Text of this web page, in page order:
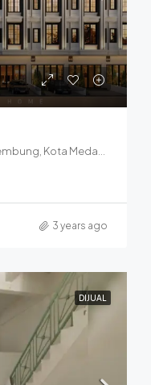
3 years ago
DIJUAL